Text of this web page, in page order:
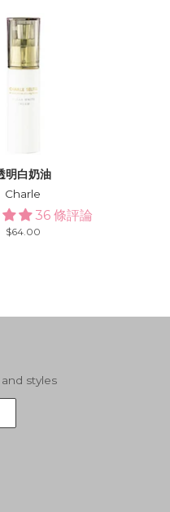
明白奶油
Charle
36 條評論
Regular
$64.00
styles